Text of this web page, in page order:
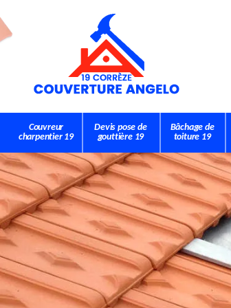
Couvreur
charpentier 19
Devis pose de
gouttière 19
Bâchage de
toiture 19